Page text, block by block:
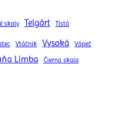
skaly Telgárt Tlstá
Vtáčnik Vysoká Vápeč
Limba
Čierna skala